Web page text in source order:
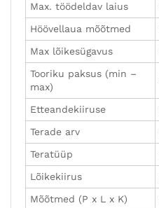
Max. töödeldav laius
Höövellaua mõõtmed
Max lõikesügavus
Tooriku paksus (min –
max)
Etteandekiiruse
Terade arv
Teratüüp
Lõikekiirus
Mõõtmed (P x L x K)